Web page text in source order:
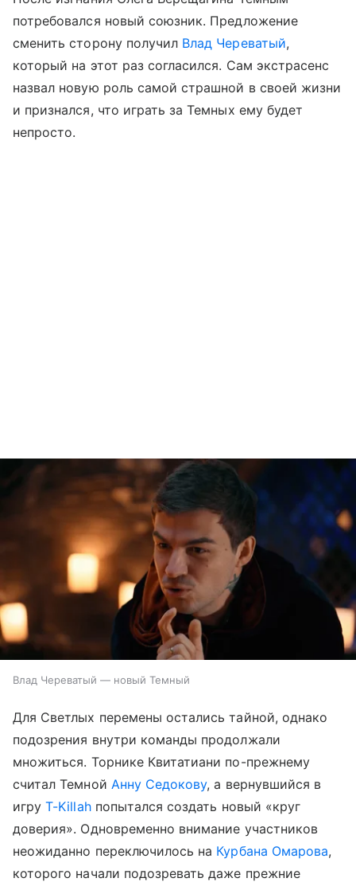
потребовался новый союзник. Предложение
сменить сторону получил Влад Череватый,
который на этот раз согласился. Сам экстрасенс
назвал новую роль самой страшной в своей жизни
и признался, что играть за Темных ему будет
непросто.
Влад Череватый — новый Темный
Для Светлых перемены остались тайной, однако
подозрения внутри команды продолжали
множиться. Торнике Квитатиани по-прежнему
считал Темной Анну Седокову, а вернувшийся в
игруT-Killahпопытался создать новый «круг
доверия». Одновременно внимание участников
неожиданно переключилось на Курбана Омарова,
которого начали подозревать даже прежние